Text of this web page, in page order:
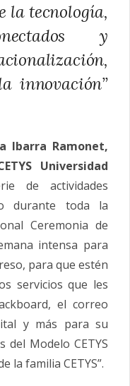
la tecnología,
y
innovación”
Ibarra Ramonet,
Universidad
de actividades
durante toda la
Ceremonia de
intensa para
para que estén
servicios que les
el correo
y más para su
del Modelo CETYS
la familia CETYS”.